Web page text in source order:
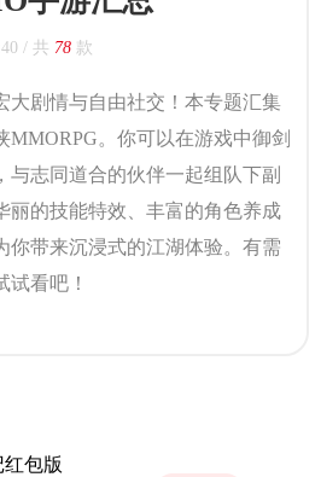
/ 共 78 款
大剧情与自由社交！本专题汇集
MMORPG。你可以在游戏中御剑
与志同道合的伙伴一起组队下副
丽的技能特效、丰富的角色养成
你带来沉浸式的江湖体验。有需
试看吧！
包版